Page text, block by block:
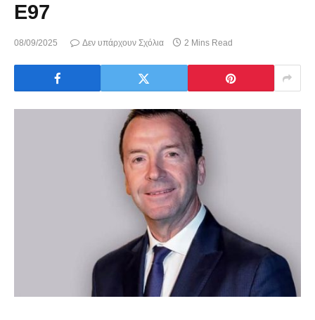
Ε97
08/09/2025 Δεν υπάρχουν Σχόλια 2 Mins Read